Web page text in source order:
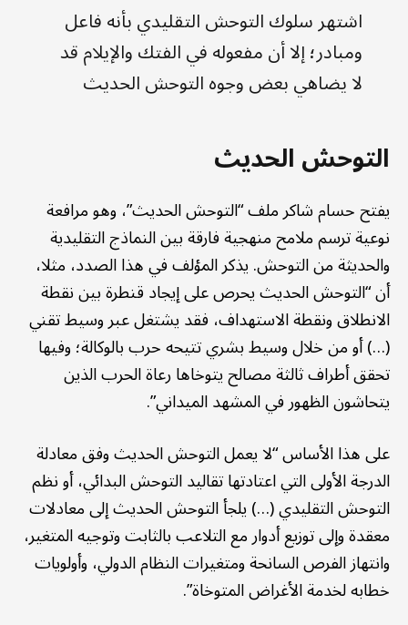
اشتهر سلوك التوحش التقليدي بأنه فاعل
ومبادر؛ إلا أن مفعوله في الفتك والإيلام قد
لا يضاهي بعض وجوه التوحش الحديث
التوحش الحديث
يفتح حسام شاكر ملف “التوحش الحديث”، وهو مرافعة
نوعية ترسم ملامح منهجية فارقة بين النماذج التقليدية
والحديثة من التوحش. يذكر المؤلف في هذا الصدد، مثلا،
أن “التوحش الحديث يحرص على إيجاد قنطرة بين نقطة
الانطلاق ونقطة الاستهداف، فقد يشتغل عبر وسيط تقني
(…) أو من خلال وسيط بشري تتيحه حرب بالوكالة؛ وفيها
تحقق أطراف ثالثة مصالح يتوخاها رعاة الحرب الذين
يتحاشون الظهور في المشهد الميداني”.
على هذا الأساس “لا يعمل التوحش الحديث وفق معادلة
الدرجة الأولى التي اعتادتها تقاليد التوحش البدائي، أو نظم
التوحش التقليدي (…) يلجأ التوحش الحديث إلى معادلات
معقدة وإلى توزيع أدوار مع التلاعب بالثابت وتوجيه المتغير،
وانتهاز الفرص السانحة ومتغيرات النظام الدولي، وأولويات
خطابه لخدمة الأغراض المتوخاة”.